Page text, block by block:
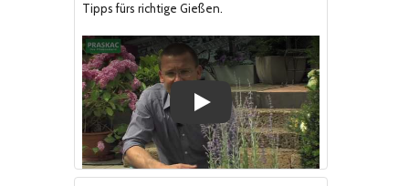
Tipps fürs richtige Gießen.
Play